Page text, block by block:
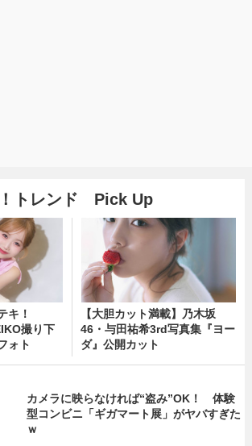
トレンド Pick Up
キ！
撮り下
ォト
【大胆カット満載】乃木坂
46・与田祐希3rd写真集『ヨー
ダ』公開カット
カメラに映らなければ“盗み”OK！ 体験
型コンビニ「ギガマート展」がヤバすぎた
ｗ